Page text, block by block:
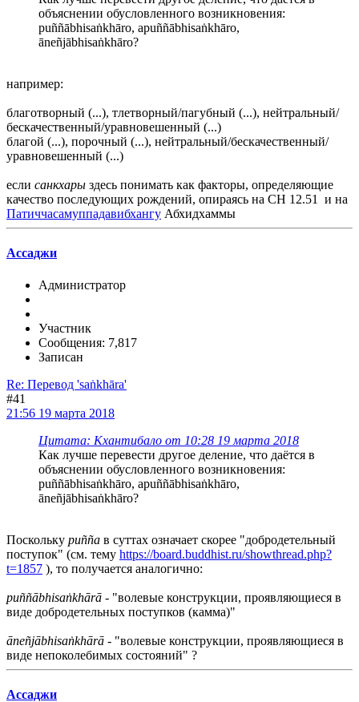
объяснении обусловленного возникновения:
puññābhisaṅkhāro, apuññābhisaṅkhāro,
āneñjābhisaṅkhāro?
например:
благотворный (...), тлетворный/пагубный (...), нейтральный/
бескачественный/уравновешенный (...)
благой (...), порочный (...), нейтральный/бескачественный/
уравновешенный (...)
если санкхары здесь понимать как факторы, определяющие
качество последующих рождений, опираясь на СН 12.51 и на
Патиччасамуппадавибхангу Абхидхаммы
Ассаджи
Администратор
Участник
Сообщения: 7,817
Записан
Re: Перевод 'saṅkhāra'
#41
21:56 19 марта 2018
Цитата: Кхантибало от 10:28 19 марта 2018
Как лучше перевести другое деление, что даётся в
объяснении обусловленного возникновения:
puññābhisaṅkhāro, apuññābhisaṅkhāro,
āneñjābhisaṅkhāro?
Поскольку puñña в суттах означает скорее "добродетельный
поступок" (см. тему https://board.buddhist.ru/showthread.php?
t=1857 ), то получается аналогично:
puññābhisaṅkhārā - "волевые конструкции, проявляющиеся в
виде добродетельных поступков (камма)"
āneñjābhisaṅkhārā - "волевые конструкции, проявляющиеся в
виде непоколебимых состояний" ?
Ассаджи